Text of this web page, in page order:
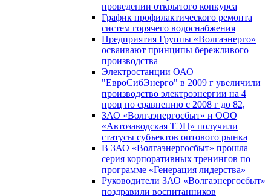
проведении открытого конкурса
График профилактического ремонта
систем горячего водоснабжения
Предприятия Группы «Волгаэнерго»
осваивают принципы бережливого
производства
Электростанции ОАО
"ЕвроСибЭнерго" в 2009 г увеличили
производство электроэнергии на 4
проц по сравнению с 2008 г до 82,
ЗАО «Волгаэнергосбыт» и ООО
«Автозаводская ТЭЦ» получили
статусы субъектов оптового рынка
В ЗАО «Волгаэнергосбыт» прошла
серия корпоративных тренингов по
программе «Генерация лидерства»
Руководители ЗАО «Волгаэнергосбыт»
поздравили воспитанников